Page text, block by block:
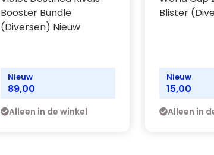
Booster Bundle
(Diversen) Nieuw
Nieuw
89,00
Alleen in de winkel
Blister
Nieuw
15,00
Alleen in